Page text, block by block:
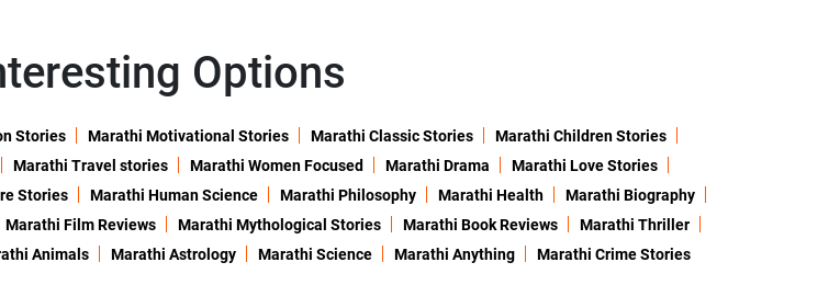
Options
Stories Marathi Motivational Stories Marathi Classic Stories
Marathi Children Stories
Marathi Travel stories Marathi Women Focused Marathi Drama
Marathi Love Stories
Stories Marathi Human Science Marathi Philosophy Marathi Health
Marathi Biography
Marathi Film Reviews Marathi Mythological Stories Marathi Book Reviews
Marathi Thriller
Animals Marathi Astrology Marathi Science Marathi Anything Marathi Crime Stories